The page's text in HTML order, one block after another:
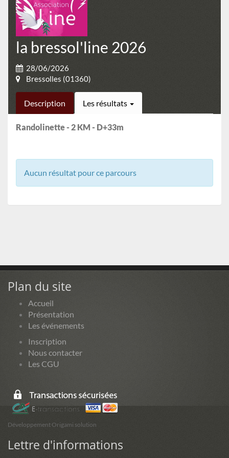
la bressol'line 2026
28/06/2026
Bressolles (01360)
Description Les résultats
Randolinette - 2 KM - D+33m
Aucun résultat pour ce parcours
Plan du site
Accueil
Présentation
Les événements
Inscription
Nous contacter
Les CGU
Développement Origami solution
Lettre d'informations